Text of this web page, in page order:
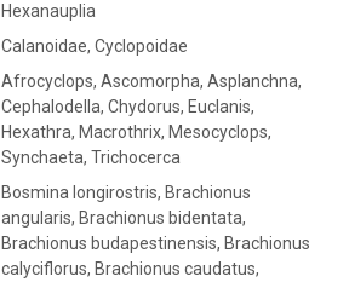
Hexanauplia
Calanoidae, Cyclopoidae
Afrocyclops, Ascomorpha, Asplanchna,
Cephalodella, Chydorus, Euclanis,
Hexathra, Macrothrix, Mesocyclops,
Synchaeta, Trichocerca
Bosmina longirostris, Brachionus
angularis, Brachionus bidentata,
Brachionus budapestinensis, Brachionus
calyciflorus, Brachionus caudatus,